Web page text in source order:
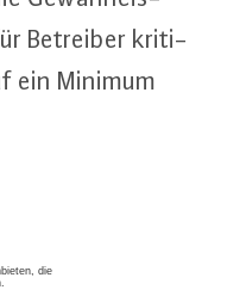
Betreiber kri­ti­
ein Minimum